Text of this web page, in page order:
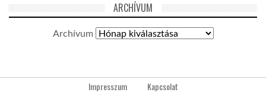
ARCHÍVUM
Archívum
Impresszum Kapcsolat